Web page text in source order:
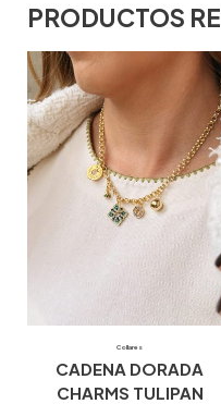
PRODUCTOS
Collares
CADENA DORADA
CHARMS TULIPAN